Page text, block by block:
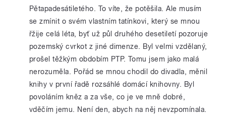
Pětapadesátiletého. To víte, že potěšila. Ale musím
se zmínit o svém vlastním tatínkovi, který se mnou
řžije celá léta, byť už půl druhého desetiletí pozoruje
pozemský cvrkot z jiné dimenze. Byl velmi vzdělaný,
prošel těžkým obdobím PTP. Tomu jsem jako malá
nerozuměla. Pořád se mnou chodil do divadla, měnil
knihy v první řadě rozsáhlé domácí knihovny. Byl
povoláním kněz a za vše, co je ve mně dobré,
vděčím jemu. Není den, abych na něj nevzpomínala.